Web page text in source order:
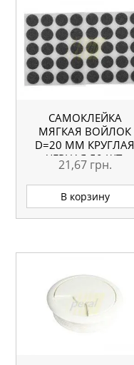
САМОКЛЕЙКА
МЯГКАЯ ВОЙЛОК
D=20 ММ КРУГЛАЯ
ЧЕРНАЯ 50 ШТ.
21,67 грн.
В корзину